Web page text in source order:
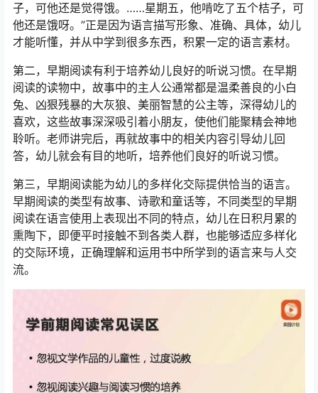
子，可他还是觉得饿。……星期五，他啃吃了五个桔子，可
他还是饿呀。”正是因为语言描写形象、准确、具体，幼儿
才能听懂，并从中学到很多东西，积累一定的语言素材。
第二，早期阅读有利于培养幼儿良好的听说习惯。在早期
阅读的读物中，故事中的主人公通常都是温柔善良的小白
兔、凶狠残暴的大灰狼、美丽智慧的公主等，深得幼儿的
喜欢，这些故事深深吸引着小朋友，使他们能聚精会神地
聆听。老师讲完后，再就故事中的相关内容引导幼儿回
答，幼儿就会有目的地听，培养他们良好的听说习惯。
第三，早期阅读能为幼儿的多样化交际提供恰当的语言。
早期阅读的类型有故事、诗歌和童话等，不同类型的早期
阅读在语言使用上表现出不同的特点，幼儿在日积月累的
熏陶下，即便平时接触不到各类人群，也能够适应多样化
的交际环境，正确理解和运用书中所学到的语言来与人交
流。